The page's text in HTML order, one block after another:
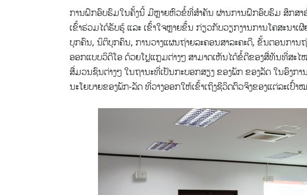
ການຝຶກອົບຮົມໃນຄັ້ງນີ້ ມີຫຼາຍຫົວຂໍ້ທີ່ສໍາຄັນ ຜ່ານການຝຶກອົບຮົມ ສຶກສາ
ເຂົ້າຮ່ວມໄດ້ຮັບຮູ້ ແລະ ເຂົ້າໃຈຫຼາຍຂຶ້ນ ກ່ຽວກັບວຽກງານການໂຄສະນາ
ບຸກຄົນ, ນິຕິບຸກຄົນ, ການວາງແຜນຖ່າຍລະຄອນສາລະຄະດີ, ຂັ້ນຕອນການ
ອອກແບບວິດີໂອ ດ້ວຍໂປຼແກຼມຕ່າງໆ ສາມາດເຫັນໄດ້ຂໍ້ດີຂອງສື່ທັນທີ່ສ
ສື່ມວນຊົນຕ່າງໆ ໃນຖານະທີ່ເປັນກະບອກສຽງ ຂອງພັກ ຂອງລັດ ໃນອົງກ
ນະໂຍບາຍຂອງພັກ-ລັດ ທີ່ວາງອອກໃຫ້ເຂົ້າເຖິງຊີວິດຕົວຈິງຂອງແຕ່ລະເປົ້າ